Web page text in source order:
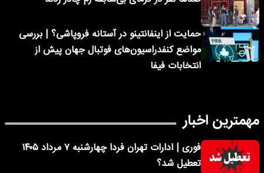
حمایت از اینفانتینو در آستانه فروپاشی؟ | بررسی
مواضع کنفدراسیون‌های فوتبال جهان پیش از
انتخابات فیفا
مهمترین اخبار
فوری | ادارات تهران فردا چهارشنبه ۷ مرداد ۱۴۰۵
تعطیل شد؟